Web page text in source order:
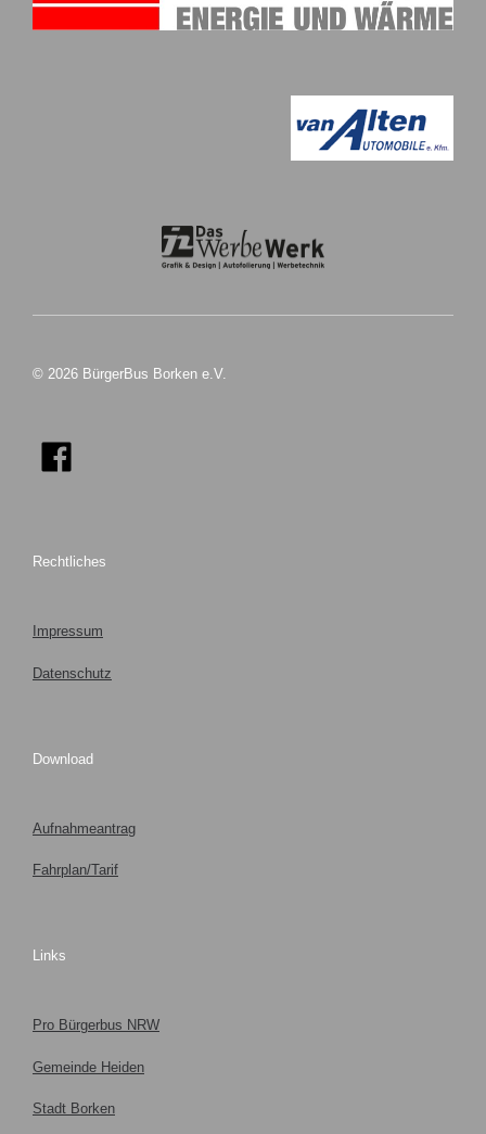
© 2026 BürgerBus Borken e.V.
Rechtliches
Impressum
Datenschutz
Download
Aufnahmeantrag
Fahrplan/Tarif
Links
Pro Bürgerbus NRW
Gemeinde Heiden
Stadt Borken